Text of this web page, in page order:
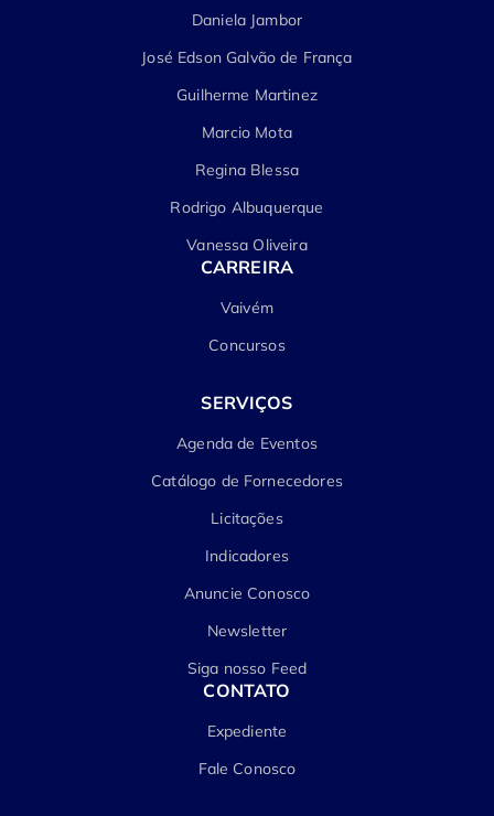
Daniela Jambor
José Edson Galvão de França
Guilherme Martinez
Marcio Mota
Regina Blessa
Rodrigo Albuquerque
Vanessa Oliveira
CARREIRA
Vaivém
Concursos
SERVIÇOS
Agenda de Eventos
Catálogo de Fornecedores
Licitações
Indicadores
Anuncie Conosco
Newsletter
Siga nosso Feed
CONTATO
Expediente
Fale Conosco